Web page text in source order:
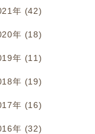
年 (42)
年 (18)
年 (11)
年 (19)
年 (16)
年 (32)